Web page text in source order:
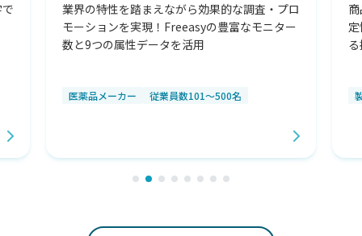
業界の特性を踏まえながら効果的な調査・プロ
モーションを実現！Freeasyの豊富なモニター
数と9つの属性データを活用
医薬品メーカー 従業員数101～500名